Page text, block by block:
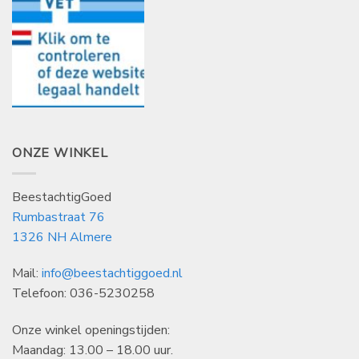
ONZE WINKEL
BeestachtigGoed
Rumbastraat 76
1326 NH Almere
Mail: info@beestachtiggoed.nl
Telefoon: 036-5230258
Onze winkel openingstijden:
Maandag: 13.00 – 18.00 uur.